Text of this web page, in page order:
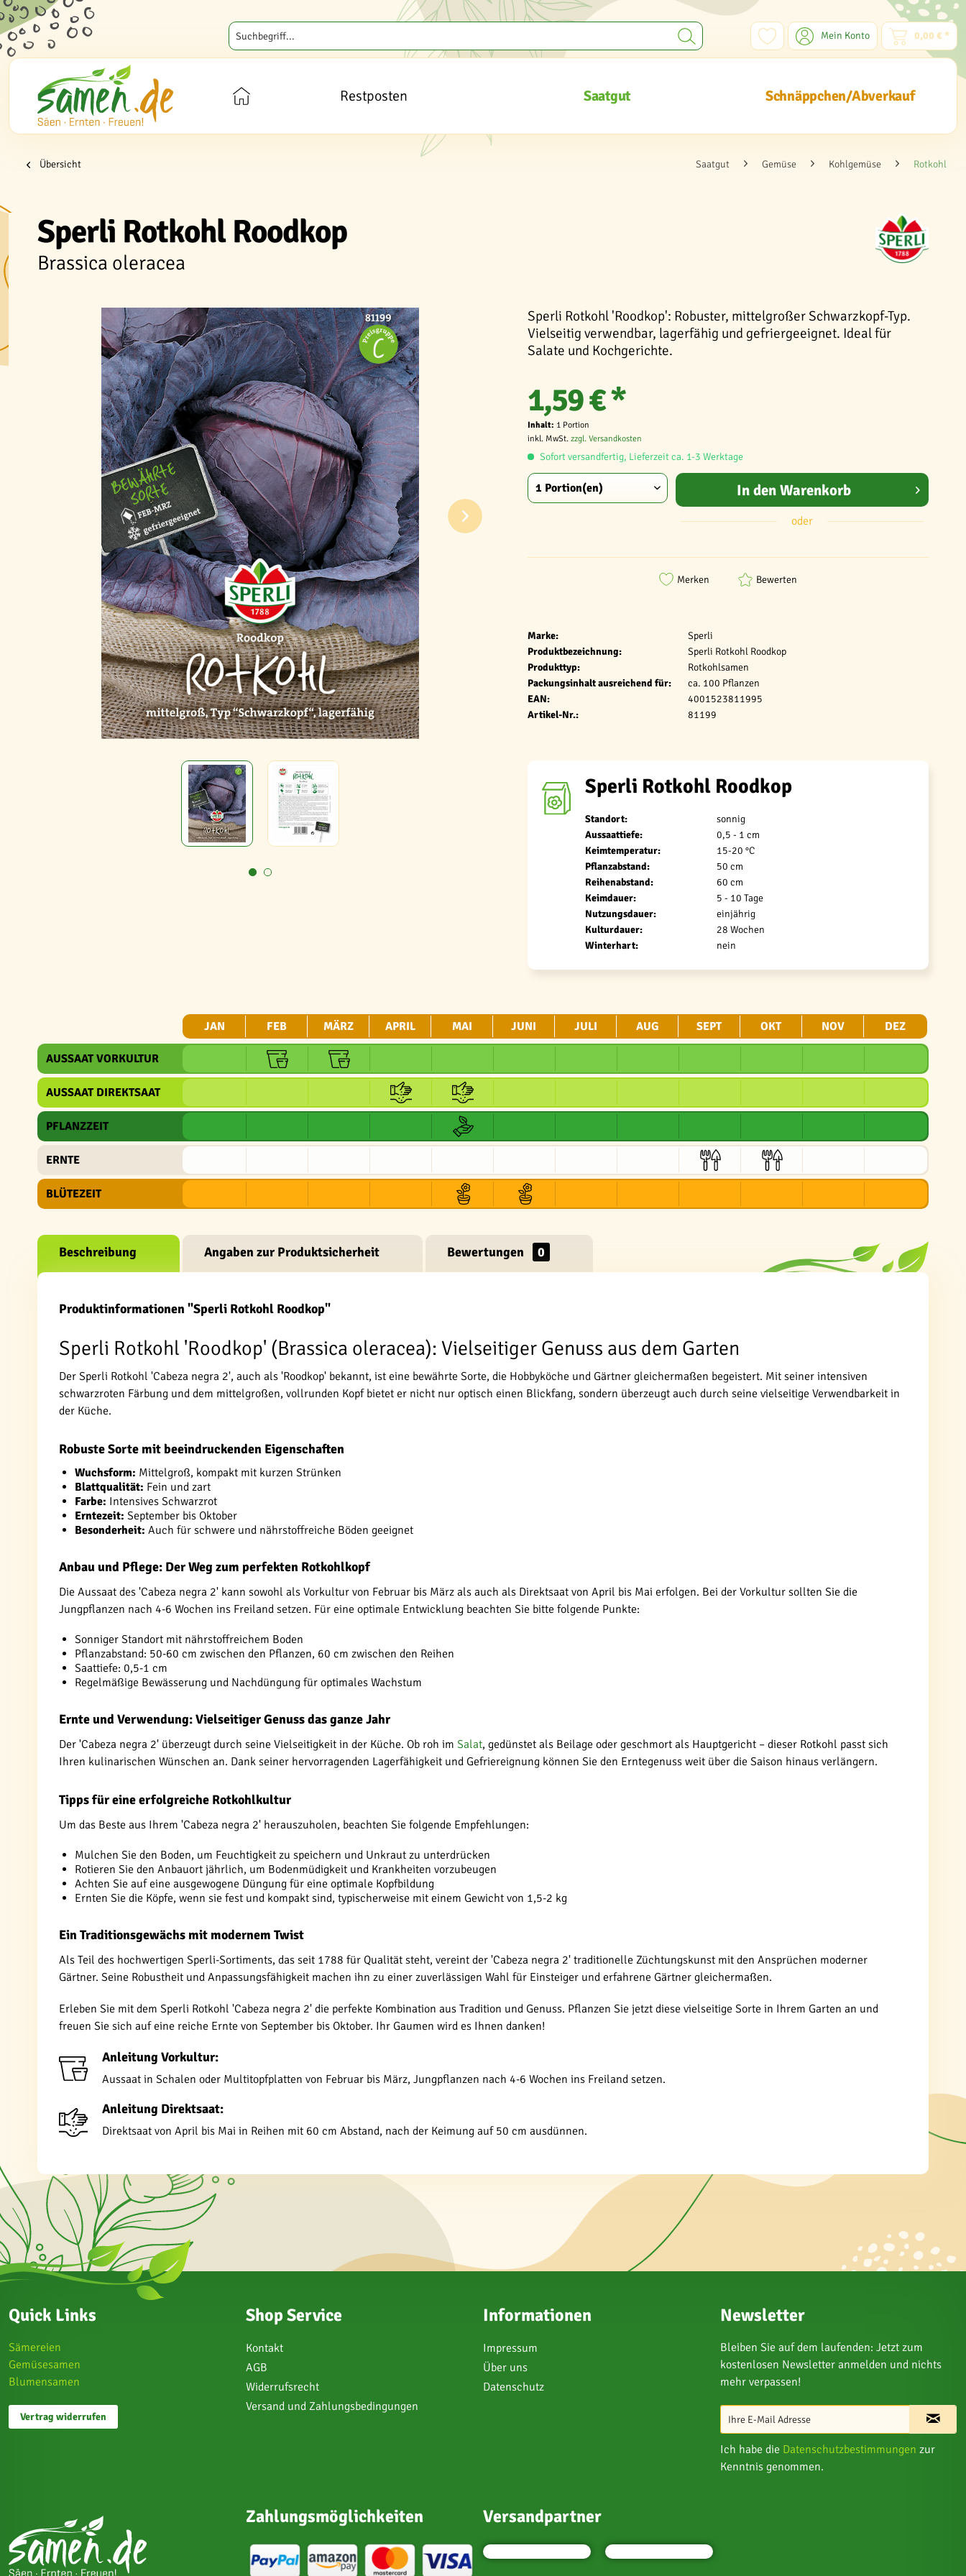
Mein Konto 0,00 € *
Restposten Saatgut Schnäppchen/Abverkauf
Übersicht Saatgut Gemüse Kohlgemüse Rotkohl
Sperli Rotkohl Roodkop
Brassica oleracea
Sperli Rotkohl 'Roodkop': Robuster, mittelgroßer Schwarzkopf-Typ.
Vielseitig verwendbar, lagerfähig und gefriergeeignet. Ideal für
Salate und Kochgerichte.
Marke:
Sperli
Produktbezeichnung:
Sperli Rotkohl Roodkop
Produkttyp:
Rotkohlsamen
Packungsinhalt ausreichend für:
ca. 100 Pflanzen
EAN:
4001523811995
Artikel-Nr.:
81199
1,59 € *
Inhalt: 1 Portion
inkl. MwSt. zzgl. Versandkosten
Sofort versandfertig, Lieferzeit ca. 1-3 Werktage
In den Warenkorb
oder
Merken Bewerten
Sperli Rotkohl Roodkop
Standort:
sonnig
Aussaattiefe:
0,5 - 1 cm
Keimtemperatur:
15-20 °C
Pflanzabstand:
50 cm
Reihenabstand:
60 cm
Keimdauer:
5 - 10 Tage
Nutzungsdauer:
einjährig
Kulturdauer:
28 Wochen
Winterhart:
nein
JAN FEB MÄRZ APRIL MAI JUNI JULI AUG SEPT OKT NOV DEZ
AUSSAAT VORKULTUR
AUSSAAT DIREKTSAAT
PFLANZZEIT
ERNTE
BLÜTEZEIT
Beschreibung Angaben zur Produktsicherheit Bewertungen 0
Produktinformationen "Sperli Rotkohl Roodkop"
Sperli Rotkohl 'Roodkop' (Brassica oleracea): Vielseitiger Genuss aus dem Garten
Der Sperli Rotkohl 'Cabeza negra 2', auch als 'Roodkop' bekannt, ist eine bewährte Sorte, die Hobbyköche und Gärtner gleichermaßen begeistert. Mit seiner intensiven
schwarzroten Färbung und dem mittelgroßen, vollrunden Kopf bietet er nicht nur optisch einen Blickfang, sondern überzeugt auch durch seine vielseitige Verwendbarkeit in
der Küche.
Robuste Sorte mit beeindruckenden Eigenschaften
Wuchsform: Mittelgroß, kompakt mit kurzen Strünken
Blattqualität: Fein und zart
Farbe: Intensives Schwarzrot
Erntezeit: September bis Oktober
Besonderheit: Auch für schwere und nährstoffreiche Böden geeignet
Anbau und Pflege: Der Weg zum perfekten Rotkohlkopf
Die Aussaat des 'Cabeza negra 2' kann sowohl als Vorkultur von Februar bis März als auch als Direktsaat von April bis Mai erfolgen. Bei der Vorkultur sollten Sie die
Jungpflanzen nach 4-6 Wochen ins Freiland setzen. Für eine optimale Entwicklung beachten Sie bitte folgende Punkte:
Sonniger Standort mit nährstoffreichem Boden
Pflanzabstand: 50-60 cm zwischen den Pflanzen, 60 cm zwischen den Reihen
Saattiefe: 0,5-1 cm
Regelmäßige Bewässerung und Nachdüngung für optimales Wachstum
Ernte und Verwendung: Vielseitiger Genuss das ganze Jahr
Der 'Cabeza negra 2' überzeugt durch seine Vielseitigkeit in der Küche. Ob roh im Salat, gedünstet als Beilage oder geschmort als Hauptgericht – dieser Rotkohl passt sich
Ihren kulinarischen Wünschen an. Dank seiner hervorragenden Lagerfähigkeit und Gefriereignung können Sie den Erntegenuss weit über die Saison hinaus verlängern.
Tipps für eine erfolgreiche Rotkohlkultur
Um das Beste aus Ihrem 'Cabeza negra 2' herauszuholen, beachten Sie folgende Empfehlungen:
Mulchen Sie den Boden, um Feuchtigkeit zu speichern und Unkraut zu unterdrücken
Rotieren Sie den Anbauort jährlich, um Bodenmüdigkeit und Krankheiten vorzubeugen
Achten Sie auf eine ausgewogene Düngung für eine optimale Kopfbildung
Ernten Sie die Köpfe, wenn sie fest und kompakt sind, typischerweise mit einem Gewicht von 1,5-2 kg
Ein Traditionsgewächs mit modernem Twist
Als Teil des hochwertigen Sperli-Sortiments, das seit 1788 für Qualität steht, vereint der 'Cabeza negra 2' traditionelle Züchtungskunst mit den Ansprüchen moderner
Gärtner. Seine Robustheit und Anpassungsfähigkeit machen ihn zu einer zuverlässigen Wahl für Einsteiger und erfahrene Gärtner gleichermaßen.
Erleben Sie mit dem Sperli Rotkohl 'Cabeza negra 2' die perfekte Kombination aus Tradition und Genuss. Pflanzen Sie jetzt diese vielseitige Sorte in Ihrem Garten an und
freuen Sie sich auf eine reiche Ernte von September bis Oktober. Ihr Gaumen wird es Ihnen danken!
Anleitung Vorkultur:
Aussaat in Schalen oder Multitopfplatten von Februar bis März, Jungpflanzen nach 4-6 Wochen ins Freiland setzen.
Anleitung Direktsaat:
Direktsaat von April bis Mai in Reihen mit 60 cm Abstand, nach der Keimung auf 50 cm ausdünnen.
Quick Links
Sämereien
Gemüsesamen
Blumensamen
Vertrag widerrufen
Shop Service
Kontakt
AGB
Widerrufsrecht
Versand und Zahlungsbedingungen
Informationen
Impressum
Über uns
Datenschutz
Newsletter
Bleiben Sie auf dem laufenden: Jetzt zum
kostenlosen Newsletter anmelden und nichts
mehr verpassen!
Ich habe die Datenschutzbestimmungen zur
Kenntnis genommen.
Zahlungsmöglichkeiten Versandpartner